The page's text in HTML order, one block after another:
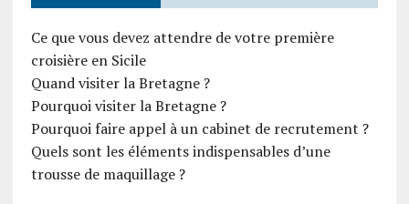
Ce que vous devez attendre de votre première
croisière en Sicile
Quand visiter la Bretagne ?
Pourquoi visiter la Bretagne ?
Pourquoi faire appel à un cabinet de recrutement ?
Quels sont les éléments indispensables d’une
trousse de maquillage ?